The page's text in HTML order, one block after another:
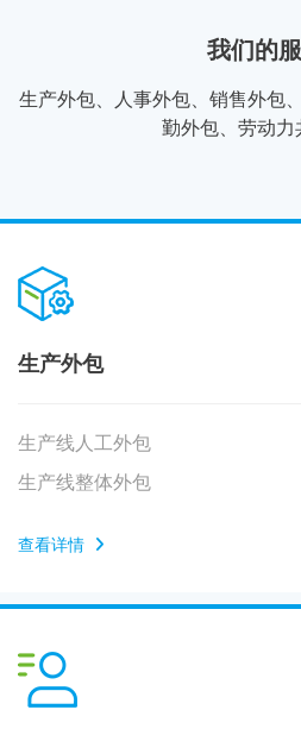
我们的
生产外包、人事外包、销售外包
勤外包、劳动
生产外包
生产线人工外包
生产线整体外包
查看详情